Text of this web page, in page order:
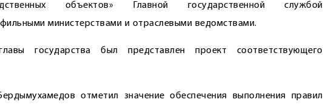
объектов» Главной государственной службой
министерствами и отраслевыми ведомствами.
государства был представлен проект соответствующего
отметил значение обеспечения выполнения правил